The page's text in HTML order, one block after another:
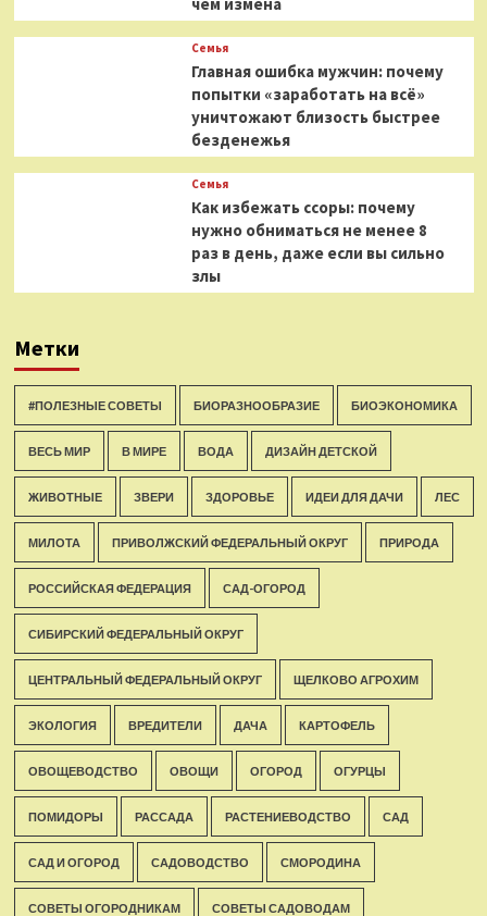
Семья
Главная ошибка мужчин: почему
попытки «заработать на всё»
уничтожают близость быстрее
безденежья
Семья
Как избежать ссоры: почему
нужно обниматься не менее 8
раз в день, даже если вы сильно
злы
Метки
#ПОЛЕЗНЫЕ СОВЕТЫ БИОРАЗНООБРАЗИЕ БИОЭКОНОМИКА
ВЕСЬ МИР В МИРЕ ВОДА ДИЗАЙН ДЕТСКОЙ
ЖИВОТНЫЕ ЗВЕРИ ЗДОРОВЬЕ ИДЕИ ДЛЯ ДАЧИ ЛЕС
МИЛОТА ПРИВОЛЖСКИЙ ФЕДЕРАЛЬНЫЙ ОКРУГ ПРИРОДА
РОССИЙСКАЯ ФЕДЕРАЦИЯ САД-ОГОРОД
СИБИРСКИЙ ФЕДЕРАЛЬНЫЙ ОКРУГ
ЦЕНТРАЛЬНЫЙ ФЕДЕРАЛЬНЫЙ ОКРУГ ЩЕЛКОВО АГРОХИМ
ЭКОЛОГИЯ ВРЕДИТЕЛИ ДАЧА КАРТОФЕЛЬ
ОВОЩЕВОДСТВО ОВОЩИ ОГОРОД ОГУРЦЫ
ПОМИДОРЫ РАССАДА РАСТЕНИЕВОДСТВО САД
САД И ОГОРОД САДОВОДСТВО СМОРОДИНА
СОВЕТЫ ОГОРОДНИКАМ СОВЕТЫ САДОВОДАМ